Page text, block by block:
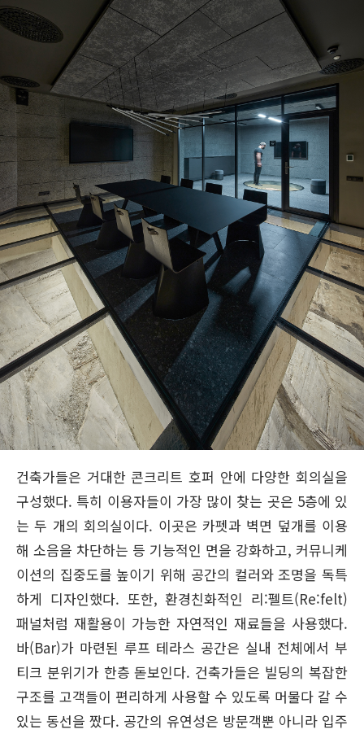
건축가들은 거대한 콘크리트 호퍼 안에 다양한 회의실을
구성했다. 특히 이용자들이 가장 많이 찾는 곳은 5층에 있
는 두 개의 회의실이다. 이곳은 카펫과 벽면 덮개를 이용
해 소음을 차단하는 등 기능적인 면을 강화하고, 커뮤니케
이션의 집중도를 높이기 위해 공간의 컬러와 조명을 독특
하게 디자인했다. 또한, 환경친화적인 리:펠트(Re:felt)
패널처럼 재활용이 가능한 자연적인 재료들을 사용했다.
바(Bar)가 마련된 루프 테라스 공간은 실내 전체에서 부
티크 분위기가 한층 돋보인다. 건축가들은 빌딩의 복잡한
구조를 고객들이 편리하게 사용할 수 있도록 머물다 갈 수
있는 동선을 짰다. 공간의 유연성은 방문객뿐 아니라 입주